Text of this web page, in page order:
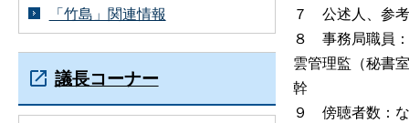
７ 公述人、参
８ 事務局職員
雲管理監（秘書
幹
９ 傍聴者数：
「竹島」関連情報
議長コーナー